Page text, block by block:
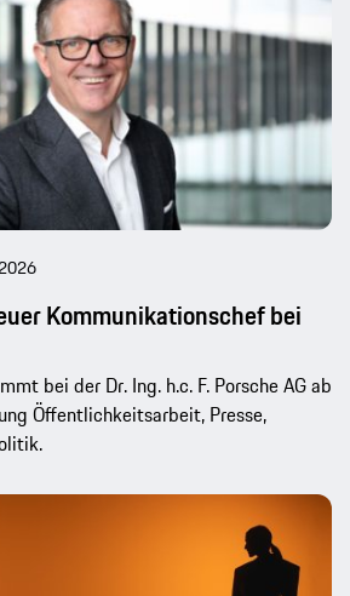
Kommunikationschef bei
bei der Dr. Ing. h.c. F. Porsche AG ab
Öffentlichkeitsarbeit, Presse,